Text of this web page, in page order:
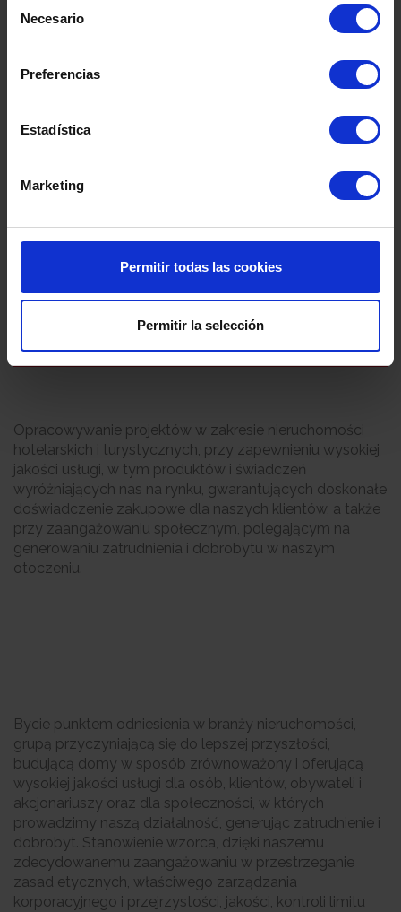
Necesario
Preferencias
Estadística
Marketing
Permitir todas las cookies
Permitir la selección
działalność i zarządzamy firmą.
Opracowywanie projektów w zakresie nieruchomości
hotelarskich i turystycznych, przy zapewnieniu wysokiej
jakości usługi, w tym produktów i świadczeń
wyróżniających nas na rynku, gwarantujących doskonałe
doświadczenie zakupowe dla naszych klientów, a także
przy zaangażowaniu społecznym, polegającym na
generowaniu zatrudnienia i dobrobytu w naszym
otoczeniu.
Bycie punktem odniesienia w branży nieruchomości,
grupą przyczyniającą się do lepszej przyszłości,
budującą domy w sposób zrównoważony i oferującą
wysokiej jakości usługi dla osób, klientów, obywateli i
akcjonariuszy oraz dla społeczności, w których
prowadzimy naszą działalność, generując zatrudnienie i
dobrobyt. Stanowienie wzorca, dzięki naszemu
zdecydowanemu zaangażowaniu w przestrzeganie
zasad etycznych, właściwego zarządzania
korporacyjnego i przejrzystości, jakości, kontroli limitu